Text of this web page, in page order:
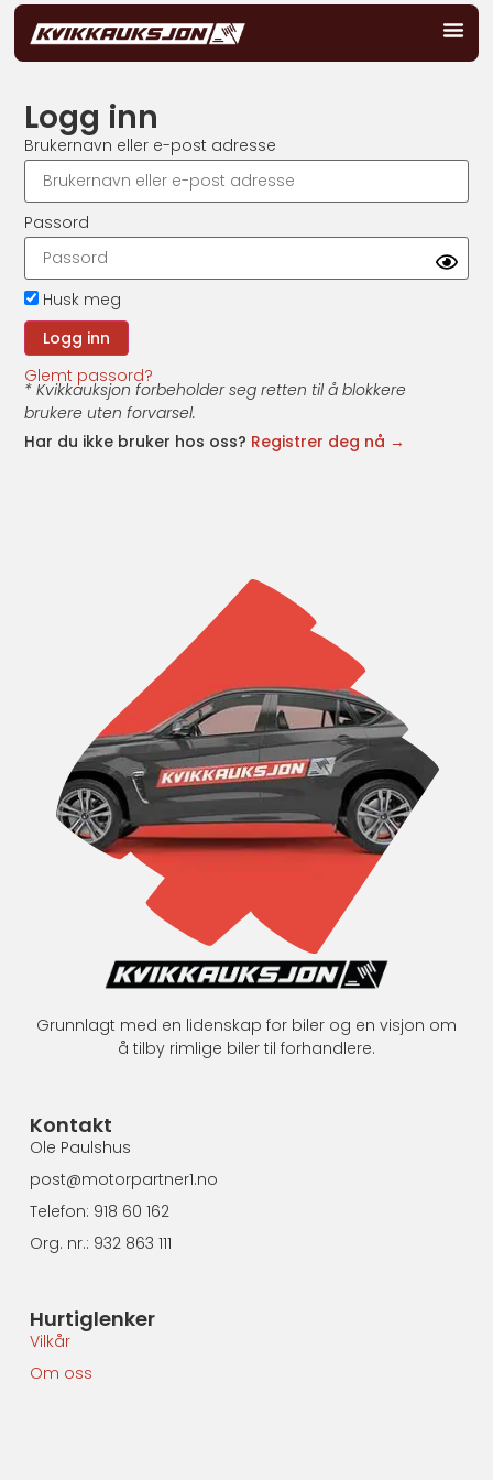
Logg inn
Brukernavn eller e-post adresse
Passord
Husk meg
Glemt passord?
* Kvikkauksjon forbeholder seg retten til å blokkere
brukere uten forvarsel.
Har du ikke bruker hos oss? Registrer deg nå →
Grunnlagt med en lidenskap for biler og en visjon om
å tilby rimlige biler til forhandlere.
Hurtiglenker
Vilkår
Om oss
Kontakt
Ole Paulshus
post@motorpartner1.no
Telefon: 918 60 162
Org. nr.: 932 863 111